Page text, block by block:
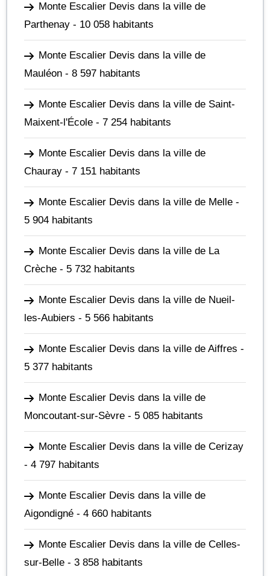
Monte Escalier Devis dans la ville de
Parthenay - 10 058 habitants
Monte Escalier Devis dans la ville de
Mauléon - 8 597 habitants
Monte Escalier Devis dans la ville de Saint-
Maixent-l'École - 7 254 habitants
Monte Escalier Devis dans la ville de
Chauray - 7 151 habitants
Monte Escalier Devis dans la ville de Melle -
5 904 habitants
Monte Escalier Devis dans la ville de La
Crèche - 5 732 habitants
Monte Escalier Devis dans la ville de Nueil-
les-Aubiers - 5 566 habitants
Monte Escalier Devis dans la ville de Aiffres -
5 377 habitants
Monte Escalier Devis dans la ville de
Moncoutant-sur-Sèvre - 5 085 habitants
Monte Escalier Devis dans la ville de Cerizay
- 4 797 habitants
Monte Escalier Devis dans la ville de
Aigondigné - 4 660 habitants
Monte Escalier Devis dans la ville de Celles-
sur-Belle - 3 858 habitants